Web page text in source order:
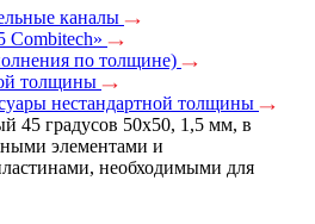
каналы
Combitech»
по толщине)
толщины
нестандартной толщины
45 градусов 50x50, 1,5 мм, в
элементами и
необходимыми для